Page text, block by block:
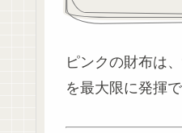
ピンクの財布は
を最大限に発揮